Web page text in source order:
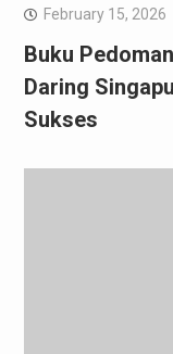
February 15, 2026
Buku
Daring
Sukses